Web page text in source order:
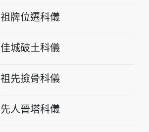
祖牌位遷科儀
佳城破土科儀
祖先撿骨科儀
先人晉塔科儀